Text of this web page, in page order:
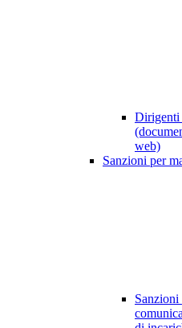
Dirigenti
web)
Sanzioni per
Sanzioni